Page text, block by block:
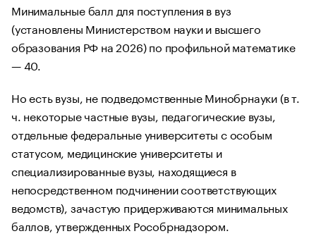
Минимальные балл для поступления в вуз
(установлены Министерством науки и высшего
образования РФ на 2026) по профильной математике
— 40.
Но есть вузы, не подведомственные Минобрнауки (в т.
ч. некоторые частные вузы, педагогические вузы,
отдельные федеральные университеты с особым
статусом, медицинские университеты и
специализированные вузы, находящиеся в
непосредственном подчинении соответствующих
ведомств), зачастую придерживаются минимальных
баллов, утвержденных Рособрнадзором.